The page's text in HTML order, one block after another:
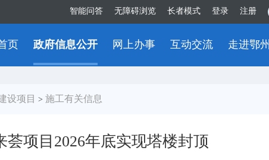
智能问答 无障碍浏览 长者模式 登录 注册
页 政府信息公开 网上办事 互动交流 走进鄂州
设项目 > 施工有关信息
荟项目2026年底实现塔楼封顶